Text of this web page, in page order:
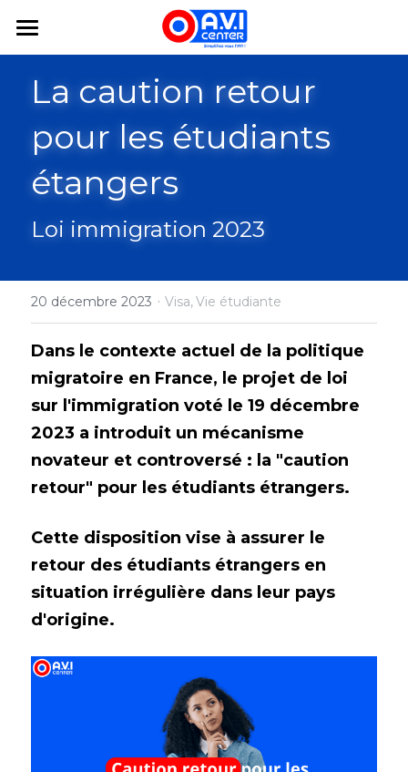
Mon Avi
Mes Services
Mon assurance voyage
logement
Mon projet
Mes études en France
Blog
FAQ
+33188325450
hello@avicenter.fr
Espace abonné
La caution retour
pour les étudiants
étangers
Loi immigration 2023
20 décembre 2023 · Visa,Vie étudiante
Dans le contexte actuel de la politique
migratoire en France, le projet de loi
sur l'immigration voté le 19 décembre
2023 a introduit un mécanisme
novateur et controversé : la "caution
retour" pour les étudiants étrangers.
Cette disposition vise à assurer le
retour des étudiants étrangers en
situation irrégulière dans leur pays
d'origine.
LES CATÉGORIES DE LA BOUTIQUE
Toutes les catégories